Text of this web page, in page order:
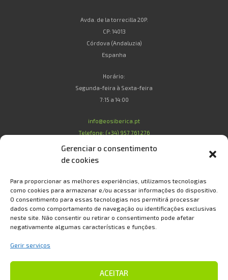
Gerenciar o consentimento
de cookies
Para proporcionar as melhores experiências, utilizamos tecnologias
como cookies para armazenar e/ou acessar informações do dispositivo.
O consentimento para essas tecnologias nos permitirá processar
dados como comportamento de navegação ou identificações exclusivas
neste site. Não consentir ou retirar o consentimento pode afetar
negativamente algumas características e funções.
Gerir serviços
ACEITAR
Avda. de la torrecilla 20P.
CP: 14013
Córdova (Andaluzia)
Espanha
Horário:
Segunda-feira à Sexta-feira
7:15 a 14:00
info@eosiberica.pt
Telefone: (+34) 957 761 276
Condições de Compra
Condições de Garantia
Política de Privacidade e Proteção de Dados
Contato